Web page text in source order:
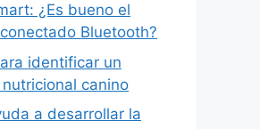
¿Es bueno el
Bluetooth?
identificar un
canino
a desarrollar la